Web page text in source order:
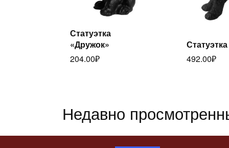
Читать
Статуэтка
«Дружок»
204.00₽
492.00₽
Недавно